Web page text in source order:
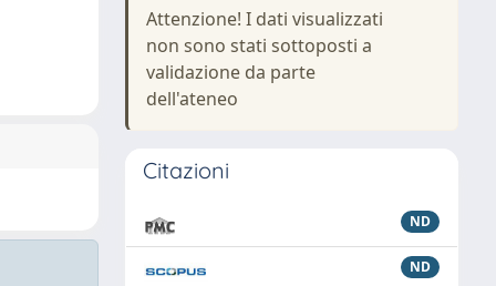
Attenzione! I dati visualizzati
non sono stati sottoposti a
validazione da parte
dell'ateneo
Citazioni
ND
ND